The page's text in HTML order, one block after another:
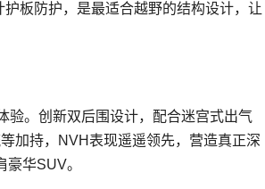
板防护，是最适合越野的结构设计，让
验。创新双后围设计，配合迷宫式出气
加持，NVH表现遥遥领先，营造真正深
华SUV。